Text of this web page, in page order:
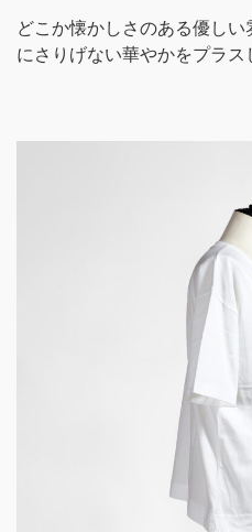
どこか懐かしさのある優し
にさりげない華やかをプラス